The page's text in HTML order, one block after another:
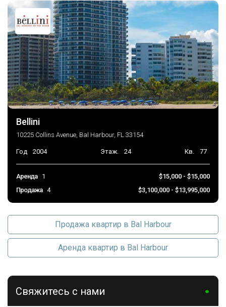
Bellini
10225 Collins Avenue, Bal Harbour, FL 33154
Год 2004 Этаж. 24 Кв. 77
Аренда 1
$15,000 - $15,000
Продажа 4 $3,100,000 - $13,995,000
Продажа квартир в Bal Harbour
Аренда квартир в Bal Harbour
Свяжитесь с нами